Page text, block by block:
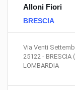
Alloni Fiori
BRESCIA
Via Venti
25122 - BRESCIA
LOMBARDIA